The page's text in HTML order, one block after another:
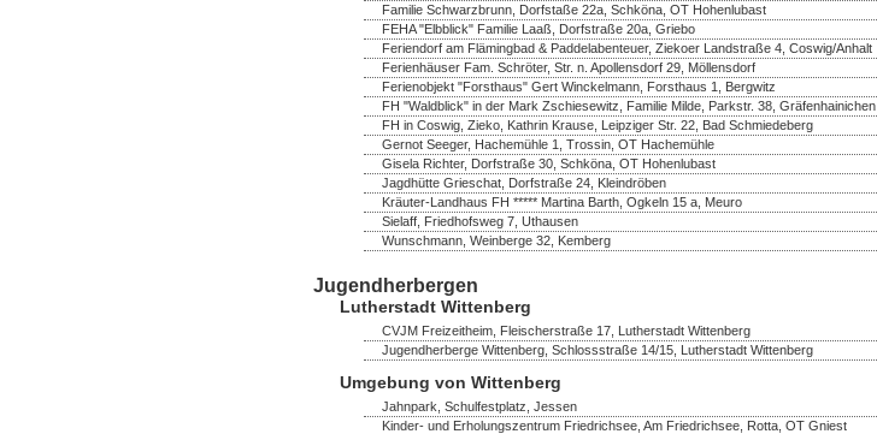
Familie Schwarzbrunn, Dorfstaße 22a, Schköna, OT Hohenlubast
FEHA "Elbblick" Familie Laaß, Dorfstraße 20a, Griebo
Feriendorf am Flämingbad & Paddelabenteuer, Ziekoer Landstraße 4, Coswig/Anhalt
Ferienhäuser Fam. Schröter, Str. n. Apollensdorf 29, Möllensdorf
Ferienobjekt "Forsthaus" Gert Winckelmann, Forsthaus 1, Bergwitz
FH "Waldblick" in der Mark Zschiesewitz, Familie Milde, Parkstr. 38, Gräfenhainichen
FH in Coswig, Zieko, Kathrin Krause, Leipziger Str. 22, Bad Schmiedeberg
Gernot Seeger, Hachemühle 1, Trossin, OT Hachemühle
Gisela Richter, Dorfstraße 30, Schköna, OT Hohenlubast
Jagdhütte Grieschat, Dorfstraße 24, Kleindröben
Kräuter-Landhaus FH ***** Martina Barth, Ogkeln 15 a, Meuro
Sielaff, Friedhofsweg 7, Uthausen
Wunschmann, Weinberge 32, Kemberg
Jugendherbergen
Lutherstadt Wittenberg
CVJM Freizeitheim, Fleischerstraße 17, Lutherstadt Wittenberg
Jugendherberge Wittenberg, Schlossstraße 14/15, Lutherstadt Wittenberg
Umgebung von Wittenberg
Jahnpark, Schulfestplatz, Jessen
Kinder- und Erholungszentrum Friedrichsee, Am Friedrichsee, Rotta, OT Gniest